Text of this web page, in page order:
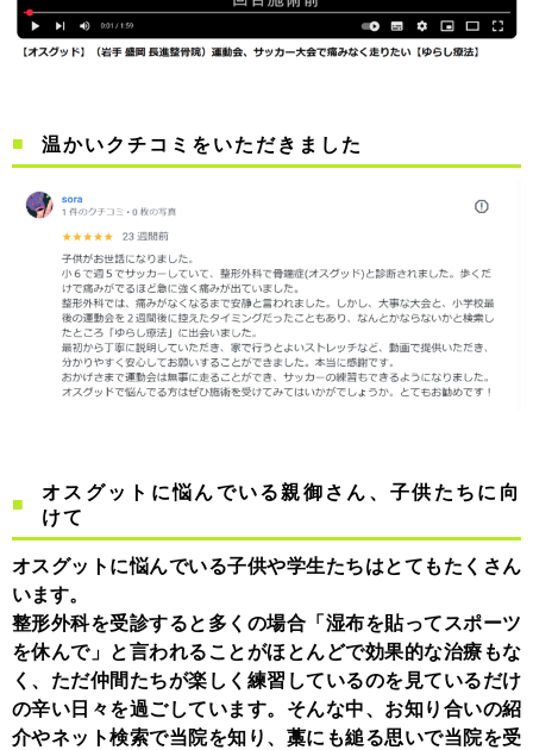
温かいクチコミをいただきました
オスグットに悩んでいる親御さん、子供たちに向
けて
オスグットに悩んでいる子供や学生たちはとてもたくさん
います。
整形外科を受診すると多くの場合「湿布を貼ってスポーツ
を休んで」と言われることがほとんどで効果的な治療もな
く、ただ仲間たちが楽しく練習しているのを見ているだけ
の辛い日々を過ごしています。 そんな中、お知り合いの紹
介やネット検索で当院を知り、藁にも縋る思いで当院を受